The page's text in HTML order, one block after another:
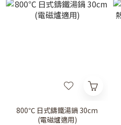
800℃ 日式鑄鐵湯鍋 30cm
(電磁爐適用)